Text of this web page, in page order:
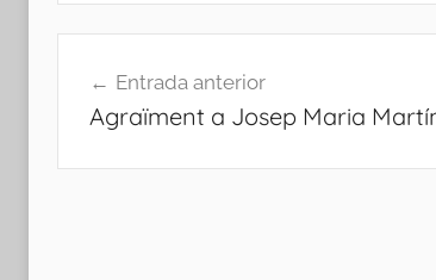
d'entrades
Entrada anterior
Agraïment a Josep Maria